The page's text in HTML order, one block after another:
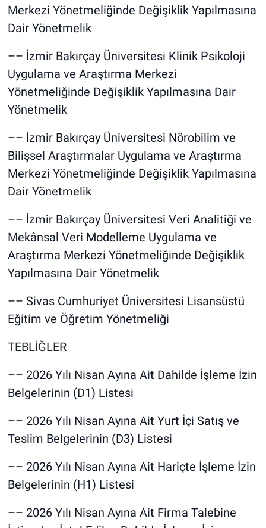
Merkezi Yönetmeliğinde Değişiklik Yapılmasına
Dair Yönetmelik
–– İzmir Bakırçay Üniversitesi Klinik Psikoloji
Uygulama ve Araştırma Merkezi
Yönetmeliğinde Değişiklik Yapılmasına Dair
Yönetmelik
–– İzmir Bakırçay Üniversitesi Nörobilim ve
Bilişsel Araştırmalar Uygulama ve Araştırma
Merkezi Yönetmeliğinde Değişiklik Yapılmasına
Dair Yönetmelik
–– İzmir Bakırçay Üniversitesi Veri Analitiği ve
Mekânsal Veri Modelleme Uygulama ve
Araştırma Merkezi Yönetmeliğinde Değişiklik
Yapılmasına Dair Yönetmelik
–– Sivas Cumhuriyet Üniversitesi Lisansüstü
Eğitim ve Öğretim Yönetmeliği
TEBLİĞLER
–– 2026 Yılı Nisan Ayına Ait Dahilde İşleme İzin
Belgelerinin (D1) Listesi
–– 2026 Yılı Nisan Ayına Ait Yurt İçi Satış ve
Teslim Belgelerinin (D3) Listesi
–– 2026 Yılı Nisan Ayına Ait Hariçte İşleme İzin
Belgelerinin (H1) Listesi
–– 2026 Yılı Nisan Ayına Ait Firma Talebine